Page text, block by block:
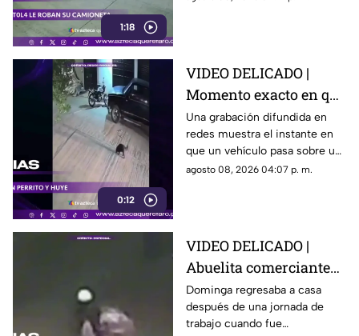
1:18
0:12
VIDEO DELICADO |
Momento exacto en que
camioneta atropella a
un perro y conductor
escapa
Una grabación difundida en
redes muestra el instante en
que un vehículo pasa sobre un
perro y continúa su camino sin
agosto 08, 2026 04:07 p. m.
VIDEO DELICADO |
Abuelita comerciante
es as3sin4da en Puebla
por 90 pesos
Dominga regresaba a casa
después de una jornada de
trabajo cuando fue